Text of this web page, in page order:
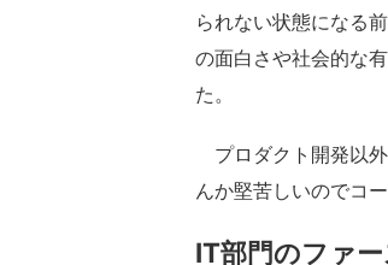
られない状態になる
の面白さや社会的な
た。
プロダクト開発以
んか堅苦しいのでコ
IT部門のファ